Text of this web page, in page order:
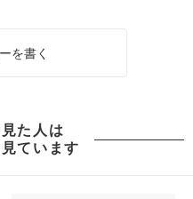
を書く
た人は
ています